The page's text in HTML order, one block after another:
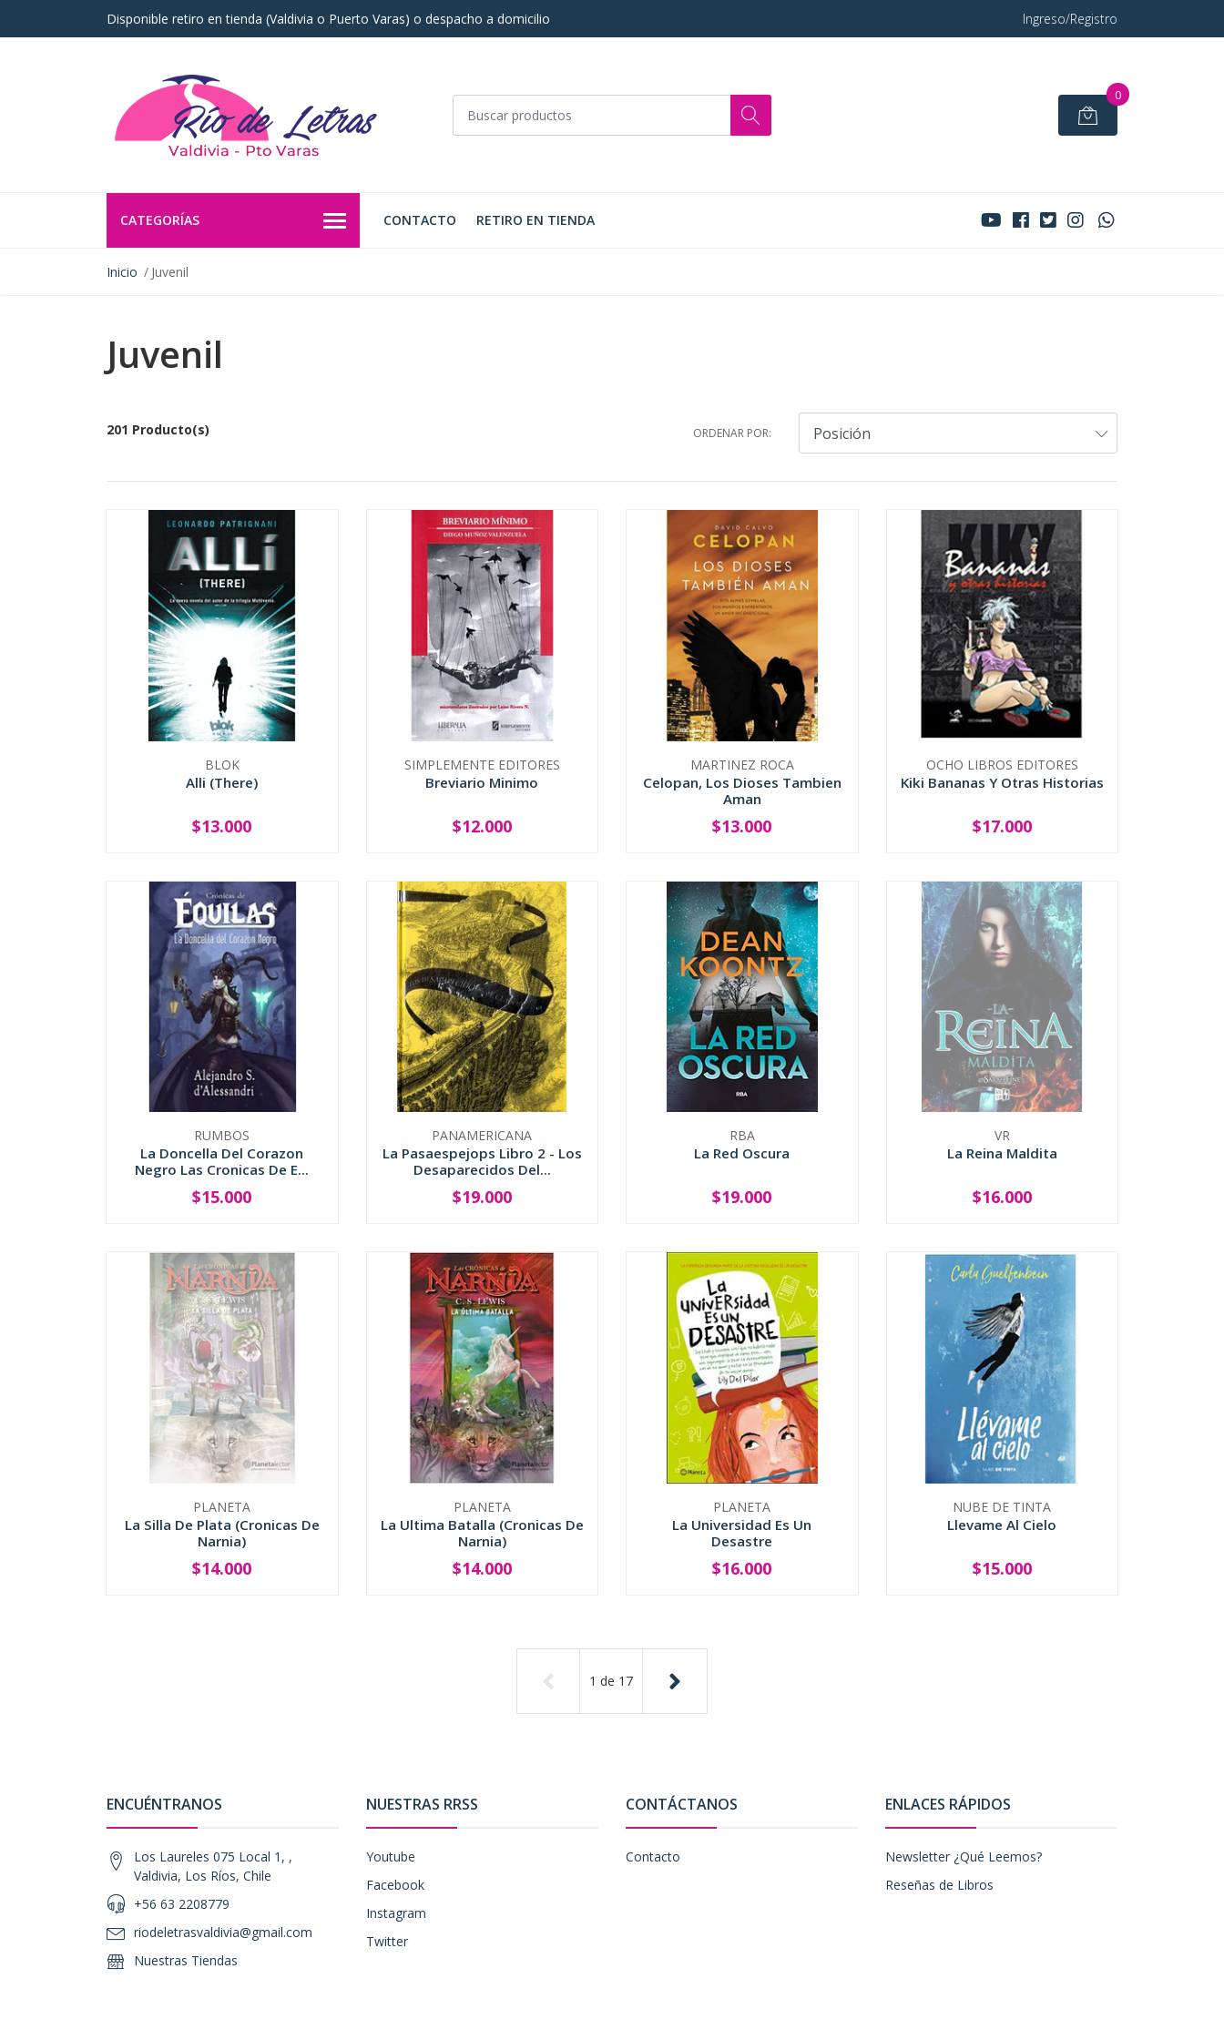
Disponible retiro en tienda (Valdivia o Puerto Varas) o despacho a domicilio Ingreso/Registro
0
CATEGORÍAS CONTACTO RETIRO EN TIENDA
Inicio Juvenil
Juvenil
201 Producto(s) ORDENAR POR:
BLOK
Alli (There)
+
$13.000
SIMPLEMENTE EDITORES
Breviario Minimo
+
$12.000
MARTINEZ ROCA
Celopan, Los Dioses Tambien
Aman
+
$13.000
OCHO LIBROS EDITORES
Kiki Bananas Y Otras Historias
+
$17.000
RUMBOS
La Doncella Del Corazon
Negro Las Cronicas De E...
+
$15.000
PANAMERICANA
La Pasaespejops Libro 2 - Los
Desaparecidos Del...
+
$19.000
RBA
La Red Oscura
+
$19.000
VR
La Reina Maldita
AGOTADO
$16.000
PLANETA
La Silla De Plata (Cronicas De
Narnia)
AGOTADO
$14.000
PLANETA
La Ultima Batalla (Cronicas De
Narnia)
+
$14.000
PLANETA
La Universidad Es Un
Desastre
+
$16.000
NUBE DE TINTA
Llevame Al Cielo
+
$15.000
1 de 17
ENCUÉNTRANOS
Los Laureles 075 Local 1, ,
Valdivia, Los Ríos, Chile
+56 63 2208779
riodeletrasvaldivia@gmail.com
Nuestras Tiendas
NUESTRAS RRSS
Youtube
Facebook
Instagram
Twitter
CONTÁCTANOS
Contacto
ENLACES RÁPIDOS
Newsletter ¿Qué Leemos?
Reseñas de Libros